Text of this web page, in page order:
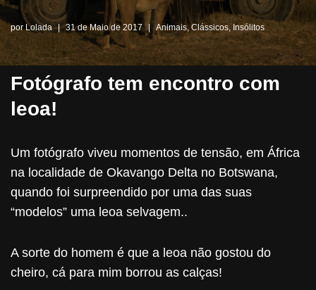
porLolada 31 de Maio de 2017 Animais,Clássicos, Insólitos
Fotógrafo tem encontro com
leoa!
Um fotógrafo viveu momentos de tensão, em África
na localidade de Okavango Delta no Botswana,
quando foi surpreendido por uma das suas
“modelos” uma leoa selvagem..
A sorte do homem é que a leoa não gostou do
cheiro, cá para mim borrou as calças!